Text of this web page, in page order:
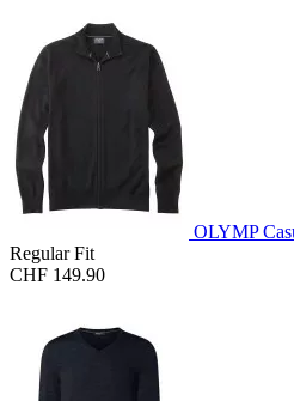
OLYMP
Regular Fit
CHF 149.90